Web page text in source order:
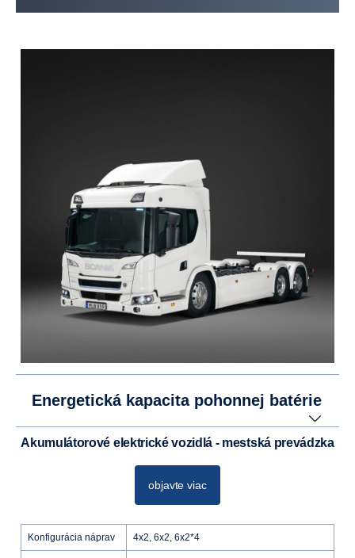
Energetická kapacita pohonnej batérie
Akumulátorové elektrické vozidlá - mestská prevádzka
objavte viac
Konfigurácia náprav 4x2, 6x2, 6x2*4